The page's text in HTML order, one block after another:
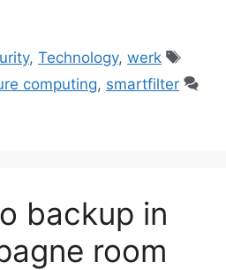
, Technology, werk
Tags
computing, smartfilter
backup in
room